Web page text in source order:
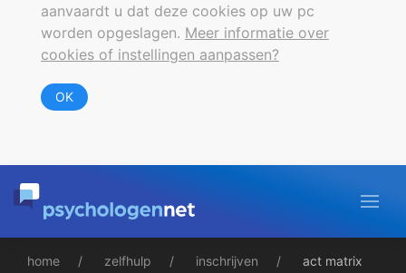
aanvaardt u dat deze cookies op uw pc
worden opgeslagen. Meer informatie over
cookies of instellingen aanpassen?
OK
home zelfhulp inschrijven act matrix